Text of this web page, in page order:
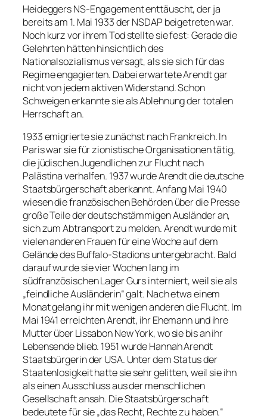
Heideggers NS-Engagement enttäuscht, der ja
bereits am 1. Mai 1933 der NSDAP beigetreten war.
Noch kurz vor ihrem Tod stellte sie fest: Gerade die
Gelehrten hätten hinsichtlich des
Nationalsozialismus versagt, als sie sich für das
Regime engagierten. Dabei erwartete Arendt gar
nicht von jedem aktiven Widerstand. Schon
Schweigen erkannte sie als Ablehnung der totalen
Herrschaft an.
1933 emigrierte sie zunächst nach Frankreich. In
Paris war sie für zionistische Organisationen tätig,
die jüdischen Jugendlichen zur Flucht nach
Palästina verhalfen. 1937 wurde Arendt die deutsche
Staatsbürgerschaft aberkannt. Anfang Mai 1940
wiesen die französischen Behörden über die Presse
große Teile der deutschstämmigen Ausländer an,
sich zum Abtransport zu melden. Arendt wurde mit
vielen anderen Frauen für eine Woche auf dem
Gelände des Buffalo-Stadions untergebracht. Bald
darauf wurde sie vier Wochen lang im
südfranzösischen Lager Gurs interniert, weil sie als
„feindliche Ausländerin“ galt. Nach etwa einem
Monat gelang ihr mit wenigen anderen die Flucht. Im
Mai 1941 erreichten Arendt, ihr Ehemann und ihre
Mutter über Lissabon New York, wo sie bis an ihr
Lebensende blieb. 1951 wurde Hannah Arendt
Staatsbürgerin der USA. Unter dem Status der
Staatenlosigkeit hatte sie sehr gelitten, weil sie ihn
als einen Ausschluss aus der menschlichen
Gesellschaft ansah. Die Staatsbürgerschaft
bedeutete für sie „das Recht, Rechte zu haben.“